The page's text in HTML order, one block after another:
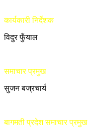
कार्यकारी निर्देशक
विदुर फुँयाल
समाचार प्रमुख
सुजन बज्रचार्य
बागमती प्रदेश समाचार प्रमुख